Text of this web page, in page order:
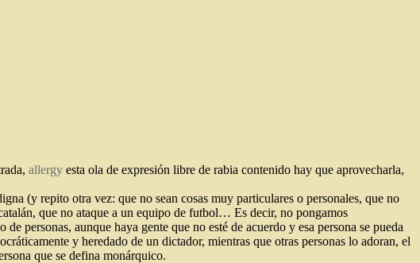
allergy esta ola de expresión libre de rabia contenido hay que aprovecharla,
(y repito otra vez: que no sean cosas muy particulares o personales, que no
que no ataque a un equipo de futbol… Es decir, no pongamos
personas, aunque haya gente que no esté de acuerdo y esa persona se pueda
y heredado de un dictador, mientras que otras personas lo adoran, el
que se defina monárquico.